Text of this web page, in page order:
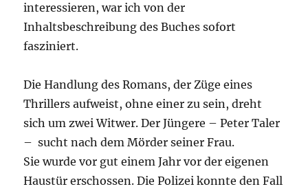
interessieren, war ich von der
Inhaltsbeschreibung des Buches sofort
fasziniert.
Die Handlung des Romans, der Züge eines
Thrillers aufweist, ohne einer zu sein, dreht
sich um zwei Witwer. Der Jüngere – Peter Taler
– sucht nach dem Mörder seiner Frau.
Sie wurde vor gut einem Jahr vor der eigenen
Haustür erschossen. Die Polizei konnte den Fall